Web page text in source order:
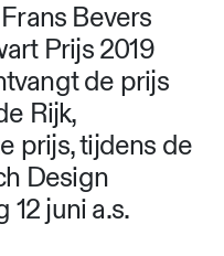
Bevers
Prijs 2019
de prijs
Rijk,
prijs, tijdens de
Design
juni a.s.